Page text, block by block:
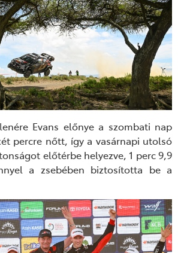
Evans előnye a szombati nap
percre nőtt, így a vasárnapi utolsó
előtérbe helyezve, 1 perc 9,9
a zsebében biztosította be a